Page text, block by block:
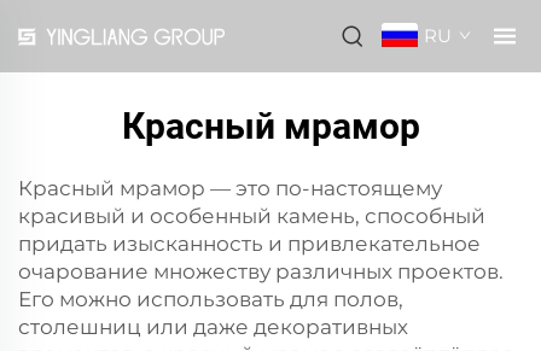
RU
Красный мрамор
Красный мрамор — это по-настоящему
красивый и особенный камень, способный
придать изысканность и привлекательное
очарование множеству различных проектов.
Его можно использовать для полов,
столешниц или даже декоративных